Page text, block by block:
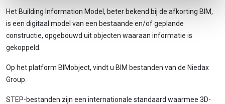
Het Building Information Model, beter bekend bij de afkorting BIM,
is een digitaal model van een bestaande en/of geplande
constructie, opgebouwd uit objecten waaraan informatie is
gekoppeld.
Op het platform BIMobject, vindt u BIM bestanden van de Niedax
Group.
STEP-bestanden zijn een internationale standaard waarmee 3D-